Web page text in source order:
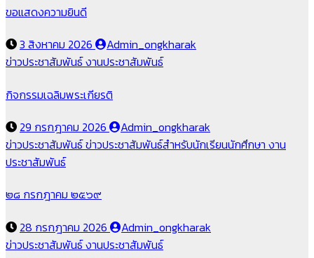
ขอแสดงความยินดี
3 สิงหาคม 2026
Admin_ongkharak
ข่าวประชาสัมพันธ์งานประชาสัมพันธ์
กิจกรรมเฉลิมพระเกียรติ
29 กรกฎาคม 2026
Admin_ongkharak
ข่าวประชาสัมพันธ์ข่าวประชาสัมพันธ์สำหรับนักเรียนนักศึกษา งาน
ประชาสัมพันธ์
๒๘ กรกฎาคม ๒๕๖๙
28 กรกฎาคม 2026
Admin_ongkharak
ข่าวประชาสัมพันธ์งานประชาสัมพันธ์